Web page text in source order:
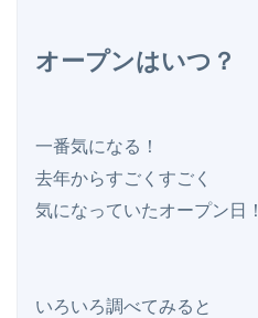
オープンはいつ？
一番気になる！
去年からすごくすごく
気になっていたオープン日！
いろいろ調べてみると